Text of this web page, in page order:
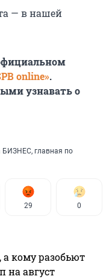
— в нашей
online».
узнавать о
БИЗНЕС, главная по
29 0
кому разобьют
на август